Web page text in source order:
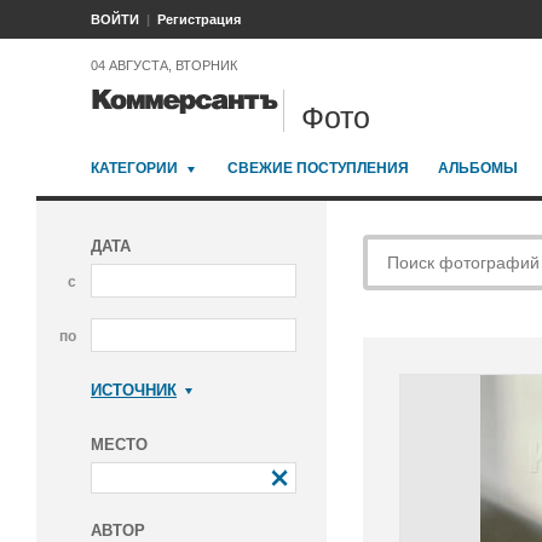
ВОЙТИ Регистрация
04 АВГУСТА, ВТОРНИК
Фото
КАТЕГОРИИ СВЕЖИЕ ПОСТУПЛЕНИЯ АЛЬБОМЫ
ДАТА
с
по
ИСТОЧНИК
МЕСТО
АВТОР